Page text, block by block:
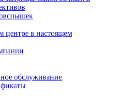
центре в настоящем
обслуживание